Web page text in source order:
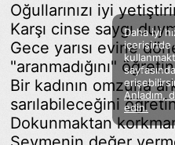
Oğullarınızı iyi
Karşı cinse saygı
Gece yarısı evine
"aranmadığını"
Bir kadının omzuna
sarılabileceğini
Dokunmaktan
Daha iyi
içerisinde
Anladım,
edin.